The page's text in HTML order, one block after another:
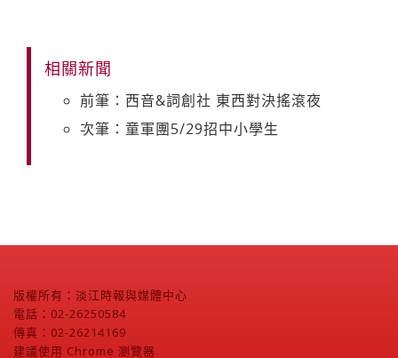
相關新聞
前筆：西音&詞創社 東西對決搖滾夜
次筆：童軍團5/29招中小學生
版權所有：淡江時報與媒體中心
電話：02-26250584
傳真：02-26214169
建議使用 Chrome 瀏覽器